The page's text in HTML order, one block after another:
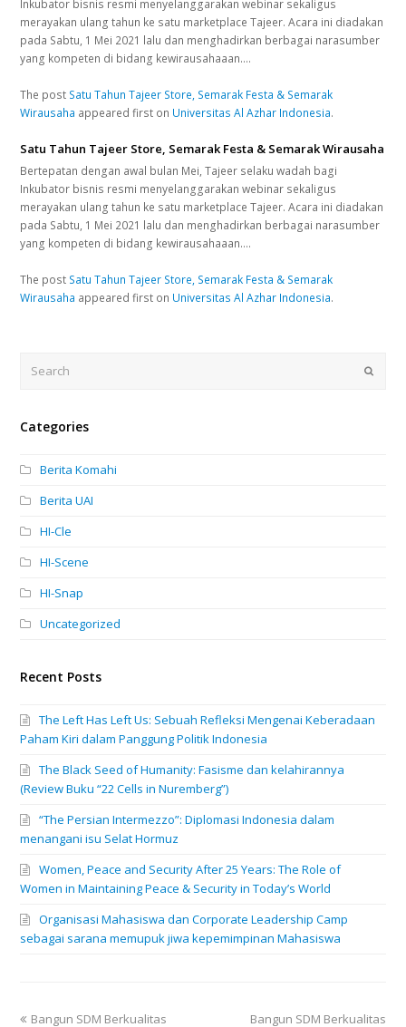
Inkubator bisnis resmi menyelanggarakan webinar sekaligus
merayakan ulang tahun ke satu marketplace Tajeer. Acara ini diadakan
pada Sabtu, 1 Mei 2021 lalu dan menghadirkan berbagai narasumber
yang kompeten di bidang kewirausahaaan.…
The post Satu Tahun Tajeer Store, Semarak Festa & Semarak
Wirausaha appeared first on Universitas Al Azhar Indonesia.
Satu Tahun Tajeer Store, Semarak Festa & Semarak Wirausaha
Bertepatan dengan awal bulan Mei, Tajeer selaku wadah bagi
Inkubator bisnis resmi menyelanggarakan webinar sekaligus
merayakan ulang tahun ke satu marketplace Tajeer. Acara ini diadakan
pada Sabtu, 1 Mei 2021 lalu dan menghadirkan berbagai narasumber
yang kompeten di bidang kewirausahaaan.…
The post Satu Tahun Tajeer Store, Semarak Festa & Semarak
Wirausaha appeared first on Universitas Al Azhar Indonesia.
Submit
Categories
Berita Komahi
Berita UAI
HI-Cle
HI-Scene
HI-Snap
Uncategorized
Recent Posts
The Left Has Left Us: Sebuah Refleksi Mengenai Keberadaan
Paham Kiri dalam Panggung Politik Indonesia
The Black Seed of Humanity: Fasisme dan kelahirannya
(Review Buku “22 Cells in Nuremberg”)
“The Persian Intermezzo”: Diplomasi Indonesia dalam
menangani isu Selat Hormuz
Women, Peace and Security After 25 Years: The Role of
Women in Maintaining Peace & Security in Today’s World
Organisasi Mahasiswa dan Corporate Leadership Camp
sebagai sarana memupuk jiwa kepemimpinan Mahasiswa
previous
Bangun SDM Berkualitas next
Bangun SDM Berkualitas